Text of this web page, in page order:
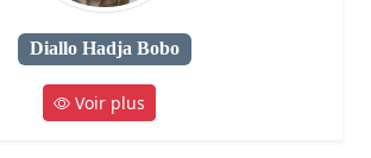
Diallo Hadja Bobo
Voir plus